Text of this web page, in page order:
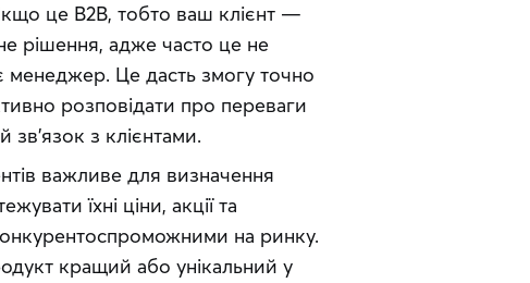
це B2B, тобто ваш клієнт —
рішення, адже часто це не
Це дасть змогу точно
розповідати про переваги
з клієнтами.
важливе для визначення
їхні ціни, акції та
на ринку.
кращий або унікальний у